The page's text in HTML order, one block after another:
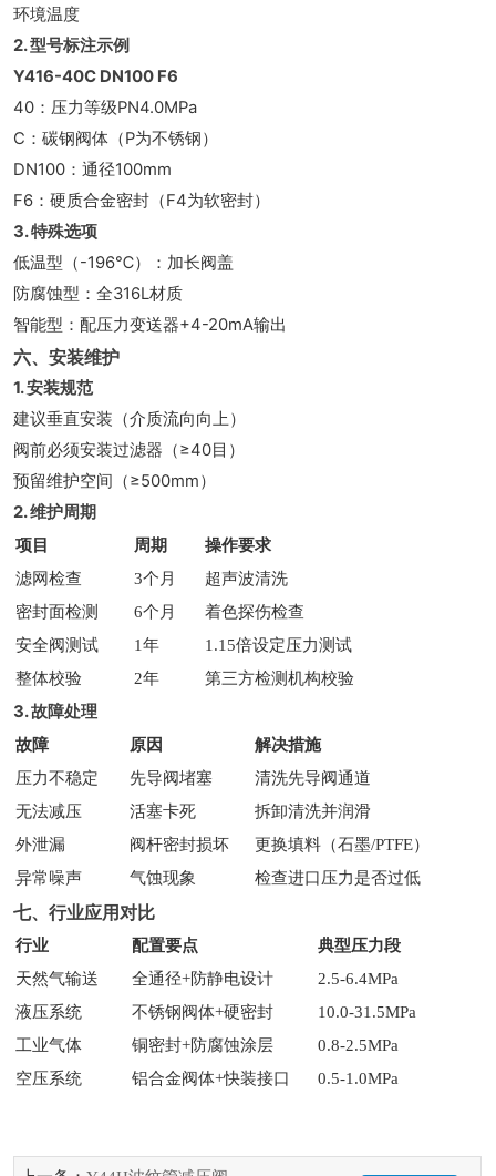
环境温度
2. 型号标注示例
Y416-40C DN100 F6
40：压力等级PN4.0MPa
C：碳钢阀体（P为不锈钢）
DN100：通径100mm
F6：硬质合金密封（F4为软密封）
3. 特殊选项
低温型（-196℃）：加长阀盖
防腐蚀型：全316L材质
智能型：配压力变送器+4-20mA输出
六、安装维护
1. 安装规范
建议垂直安装（介质流向向上）
阀前必须安装过滤器（≥40目）
预留维护空间（≥500mm）
2. 维护周期
项目 周期
操作要求
滤网检查
3个月
超声波清洗
密封面检测
6个月
着色探伤检查
安全阀测试
1年
1.15倍设定压力测试
整体校验
2年 第三方检测机构校验
3. 故障处理
故障 原因
解决措施
压力不稳定
先导阀堵塞
清洗先导阀通道
无法减压
活塞卡死
拆卸清洗并润滑
外泄漏
阀杆密封损坏
更换填料（石墨/PTFE）
异常噪声
气蚀现象 检查进口压力是否过低
七、行业应用对比
行业 配置要点
典型压力段
天然气输送
全通径+防静电设计
2.5-6.4MPa
液压系统
不锈钢阀体+硬密封
10.0-31.5MPa
工业气体
铜密封+防腐蚀涂层
0.8-2.5MPa
空压系统
铝合金阀体+快装接口 0.5-1.0MPa